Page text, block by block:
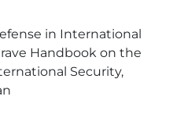
in International
Handbook on the
Security,